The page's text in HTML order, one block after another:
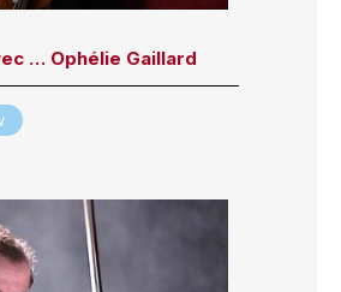
… Ophélie Gaillard